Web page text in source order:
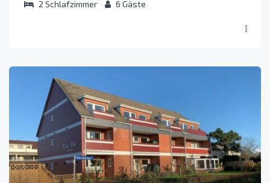
2 Schlafzimmer 6 Gäste